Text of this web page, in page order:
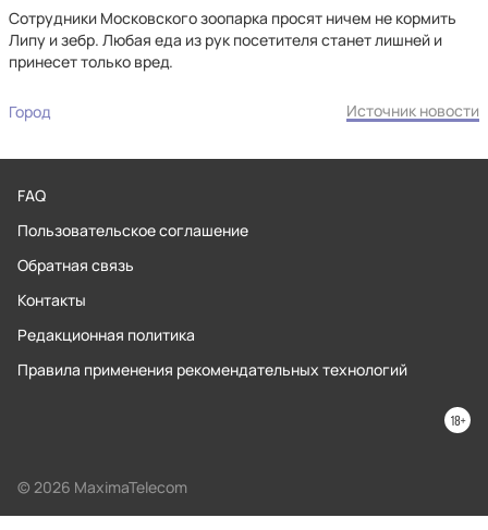
Сотрудники Московского зоопарка просят ничем не кормить
Липу и зебр. Любая еда из рук посетителя станет лишней и
принесет только вред.
Город Источник новости
FAQ
Пользовательское соглашение
Обратная связь
Контакты
Редакционная политика
Правила применения рекомендательных технологий
© 2026 MaximaTelecom